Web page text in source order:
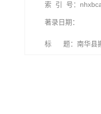
索 引 号：
著录日期：
标 题：南华县搬